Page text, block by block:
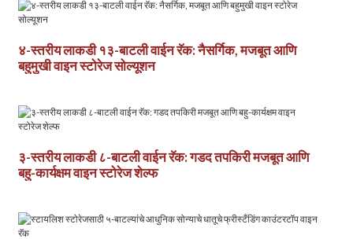
४-स्तरीय लाकडी १३-बाटली वाईन रॅक: नैसर्गिक, मजबूत आणि
बहुमुखी वाइन स्टोरेज सोल्यूशन
३-स्तरीय लाकडी ८-बाटली वाईन रॅक: गडद तपकिरी मजबूत आणि
बहु-कार्यक्षम वाइन स्टोरेज शेल्फ